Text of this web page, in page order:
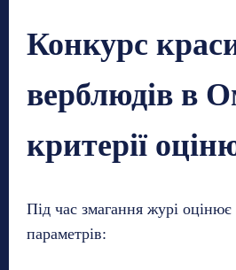
Конкурс
верблюдів в
критерії
Під час змагання журі
параметрів: